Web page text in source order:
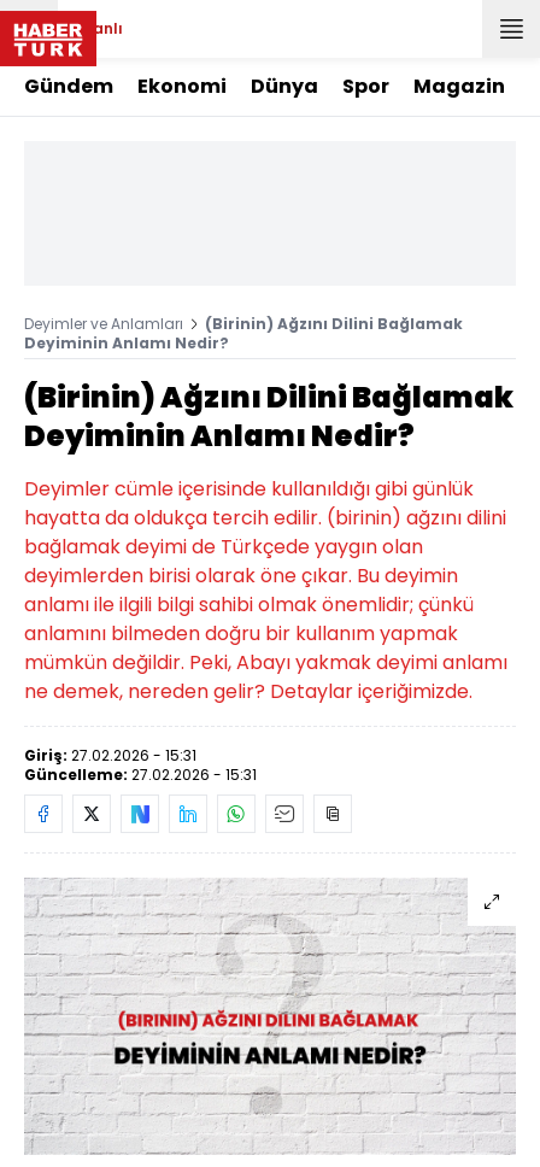
Canlı
Gündem Ekonomi Dünya Spor Magazin
Deyimler ve Anlamları
(Birinin) Ağzını Dilini Bağlamak
Deyiminin Anlamı Nedir?
(Birinin) Ağzını Dilini Bağlamak
Deyiminin Anlamı Nedir?
Deyimler cümle içerisinde kullanıldığı gibi günlük
hayatta da oldukça tercih edilir. (birinin) ağzını dilini
bağlamak deyimi de Türkçede yaygın olan
deyimlerden birisi olarak öne çıkar. Bu deyimin
anlamı ile ilgili bilgi sahibi olmak önemlidir; çünkü
anlamını bilmeden doğru bir kullanım yapmak
mümkün değildir. Peki, Abayı yakmak deyimi anlamı
ne demek, nereden gelir? Detaylar içeriğimizde.
Giriş: 27.02.2026 - 15:31
Güncelleme: 27.02.2026 - 15:31